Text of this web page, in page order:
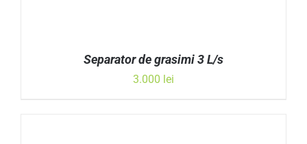
Separator de grasimi 3 L/s
3.000 lei